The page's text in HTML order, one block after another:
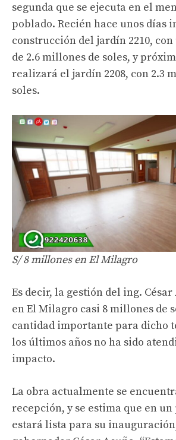
segunda que se ejecuta en el
poblado. Recién hace unos días
construcción del jardín 2210,
de 2.6 millones de soles, y
realizará el jardín 2208, con 2.3
soles.
S/ 8 millones en El Milagro
Es decir, la gestión del ing.
en El Milagro casi 8 millones de
cantidad importante para dicho
los últimos años no ha sido
impacto.
La obra actualmente se
recepción, y se estima que en un
estará lista para su